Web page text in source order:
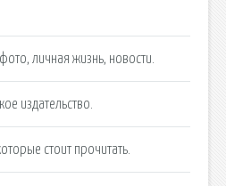
личная жизнь, новости.
издательство.
стоит прочитать.